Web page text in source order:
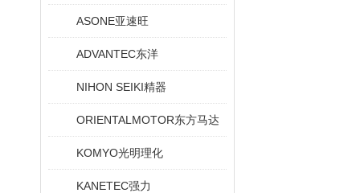
ASONE亚速旺
ADVANTEC东洋
NIHON SEIKI精器
ORIENTALMOTOR东方马达
KOMYO光明理化
KANETEC强力